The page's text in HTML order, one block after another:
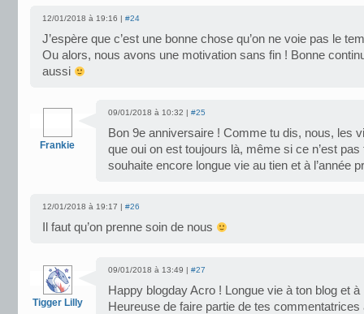
12/01/2018 à 19:16 | #24
J’espère que c’est une bonne chose qu’on ne voie pas le
Ou alors, nous avons une motivation sans fin ! Bonne
aussi
Frankie
09/01/2018 à 10:32 | #25
Bon 9e anniversaire ! Comme tu dis, nous, les
que oui on est toujours là, même si ce n’est
souhaite encore longue vie au tien et à l’année
12/01/2018 à 19:17 | #26
Il faut qu’on prenne soin de nous
Tigger Lilly
09/01/2018 à 13:49 | #27
Happy blogday Acro ! Longue vie à ton blog et
Heureuse de faire partie de tes